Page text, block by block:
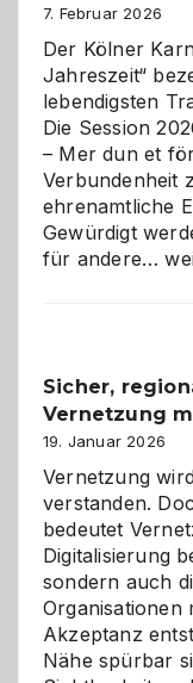
7. Februar 2026
Der Kölner
Jahreszeit“
lebendigsten
Die Session
– Mer dun et
Verbundenheit
ehrenamtliche
Gewürdigt
für andere…
ein
Sicher,
Vernetzung
19. Januar 2026
Vernetzung
verstanden.
bedeutet
Digitalisierung
sondern auch
Organisationen
Akzeptanz
Nähe spürbar